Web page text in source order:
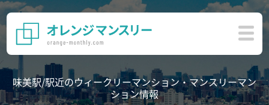
味美駅/駅近のウィークリーマンション・マンスリーマン
ション情報